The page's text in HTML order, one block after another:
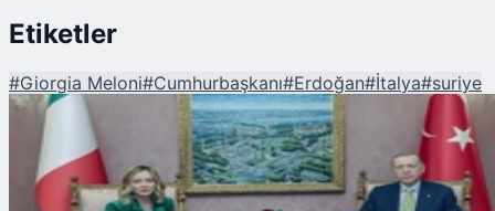
Etiketler
#Giorgia Meloni#Cumhurbaşkanı#Erdoğan#İtalya#suriye
Şu An Okunan